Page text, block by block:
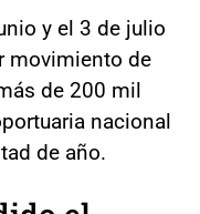
y el 3 de julio
movimiento de
de 200 mil
nacional
de año.